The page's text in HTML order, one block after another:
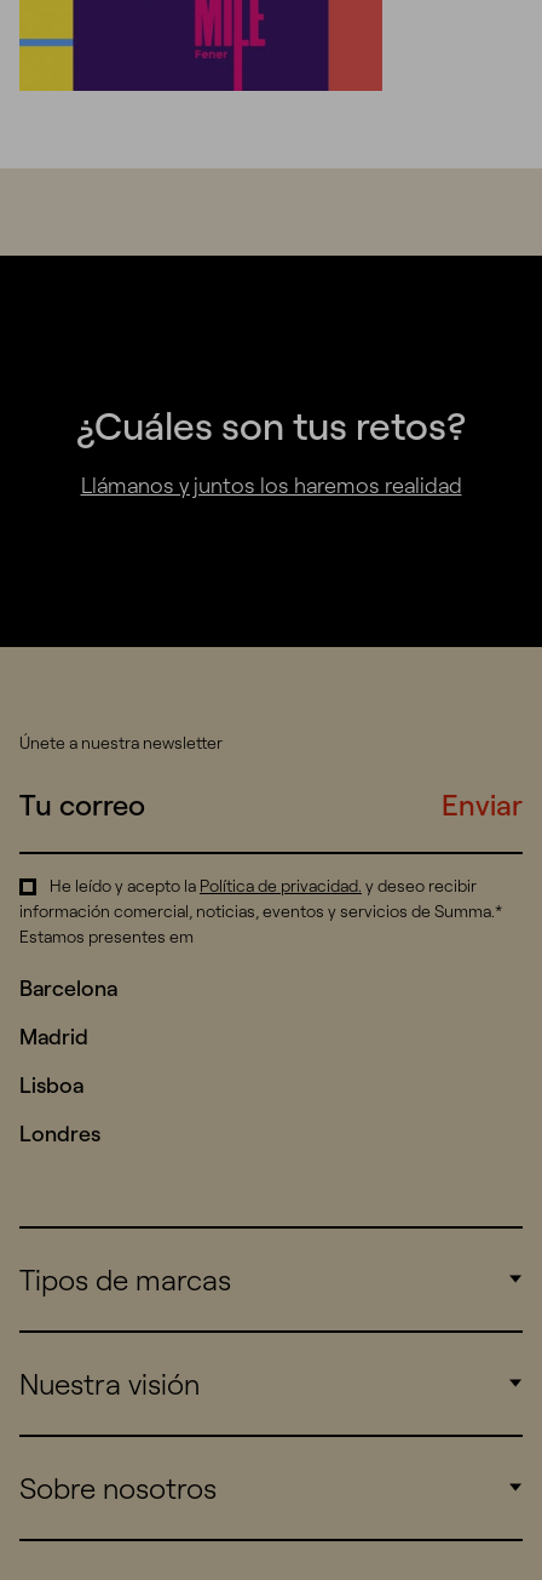
¿Cuáles son tus retos?
Llámanos y juntos los haremos realidad
Únete a nuestra newsletter
Enviar
He leído y acepto la Política de privacidad. y deseo recibir
información comercial, noticias, eventos y servicios de Summa.*
Estamos presentes em
Barcelona
Madrid
Lisboa
Londres
Tipos de marcas
Consumers
Startups
Nuestra visión
Work
Sobre nosotros